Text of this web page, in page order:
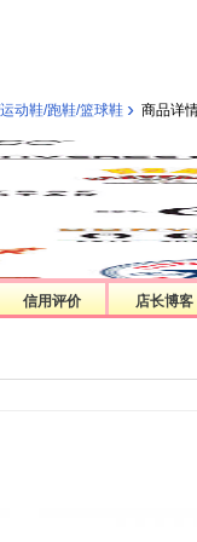
动鞋/跑鞋/篮球鞋 › 商品详
信用评价 店长博客